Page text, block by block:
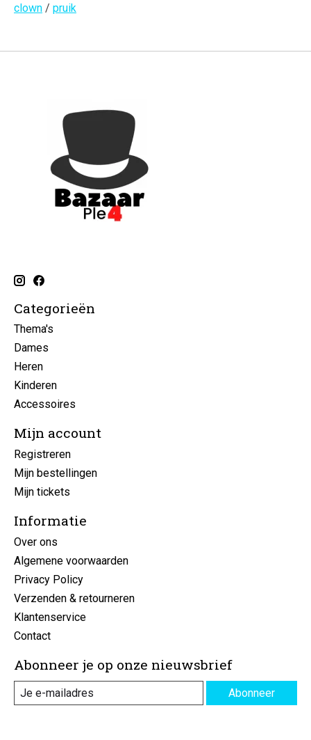
clown / pruik
Categorieën
Thema's
Dames
Heren
Kinderen
Accessoires
Mijn account
Registreren
Mijn bestellingen
Mijn tickets
Informatie
Over ons
Algemene voorwaarden
Privacy Policy
Verzenden & retourneren
Klantenservice
Contact
Abonneer je op onze nieuwsbrief
Abonneer